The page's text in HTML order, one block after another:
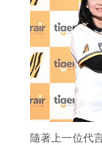
隨著上一位代